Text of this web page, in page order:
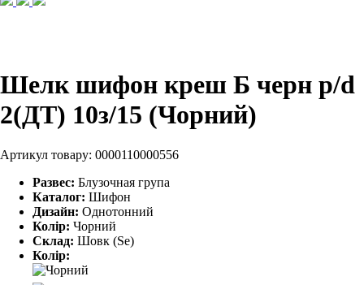
Шелк шифон креш Б черн p/d
2(ДТ) 10з/15 (Чорний)
Артикул товару: 0000110000556
Развес: Блузочная група
Каталог: Шифон
Дизайн: Однотонний
Колір: Чорний
Склад: Шовк (Se)
Колір: